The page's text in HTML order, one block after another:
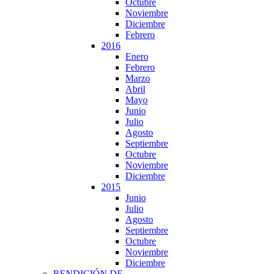
Octubre
Noviembre
Diciembre
Febrero
2016
Enero
Febrero
Marzo
Abril
Mayo
Junio
Julio
Agosto
Septiembre
Octubre
Noviembre
Diciembre
2015
Junio
Julio
Agosto
Septiembre
Octubre
Noviembre
Diciembre